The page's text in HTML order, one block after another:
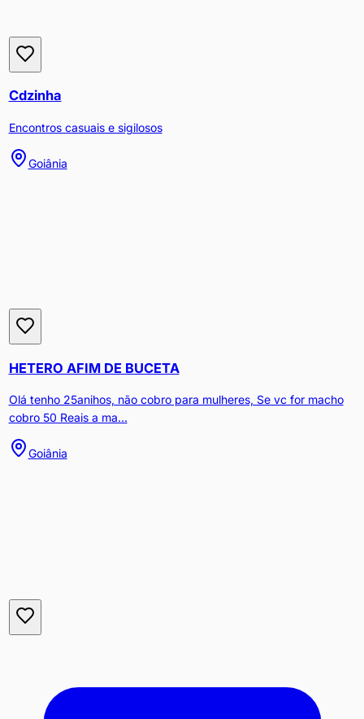
Cdzinha
Encontros casuais e sigilosos
Goiânia
HETERO AFIM DE BUCETA
Olá tenho 25anihos, não cobro para mulheres, Se vc for macho
cobro 50 Reais a ma...
Goiânia